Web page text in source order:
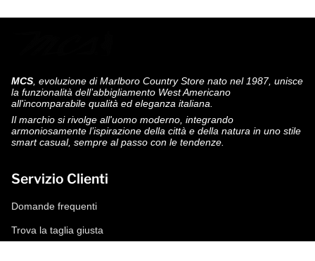
MCS , evoluzione di Marlboro Country Store nato nel 1987, unisce
la funzionalità dell’abbigliamento West Americano
all'incomparabile qualità ed eleganza italiana.
Il marchio si rivolge all'uomo moderno, integrando
armoniosamente l’ispirazione della città e della natura in uno stile
smart casual, sempre al passo con le tendenze.
Servizio Clienti
Domande frequenti
Trova la taglia giusta